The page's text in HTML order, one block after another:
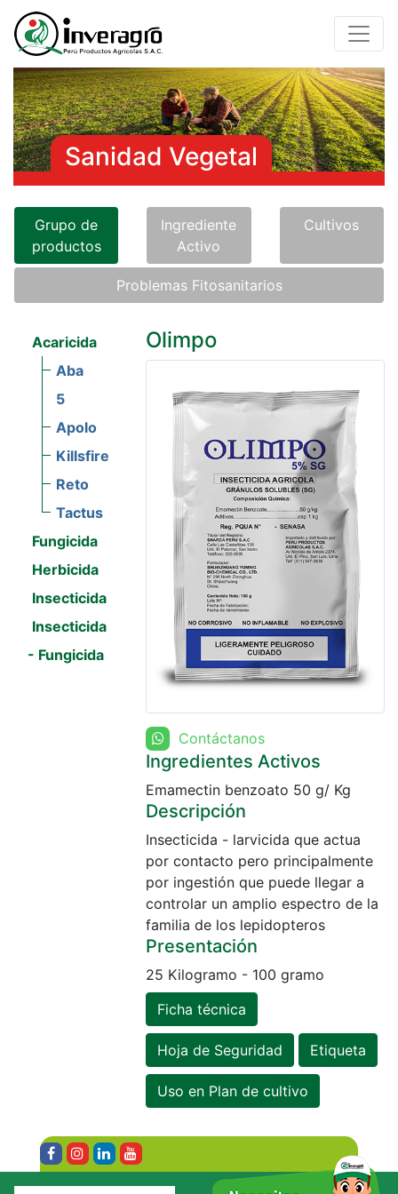
Sanidad Vegetal
Grupo de
productos
Ingrediente
Activo
Cultivos
Problemas Fitosanitarios
Acaricida
Aba
5
Apolo
Killsfire
Reto
Tactus
Fungicida
Herbicida
Insecticida
Insecticida
- Fungicida
Olimpo
Contáctanos
Ingredientes Activos
Emamectin benzoato 50 g/ Kg
Descripción
Insecticida - larvicida que actua
por contacto pero principalmente
por ingestión que puede llegar a
controlar un amplio espectro de la
familia de los lepidopteros
Presentación
25 Kilogramo - 100 gramo
Ficha técnica
Hoja de Seguridad Etiqueta
Uso en Plan de cultivo